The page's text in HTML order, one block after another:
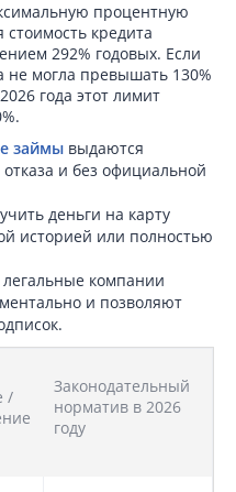
процентную
стоимость кредита
292% годовых. Если
не могла превышать 130%
года этот лимит
займы выдаются
отказа и без официальной
деньги на карту
историей или полностью
компании
и позволяют
/
Законодательный
норматив в 2026
году